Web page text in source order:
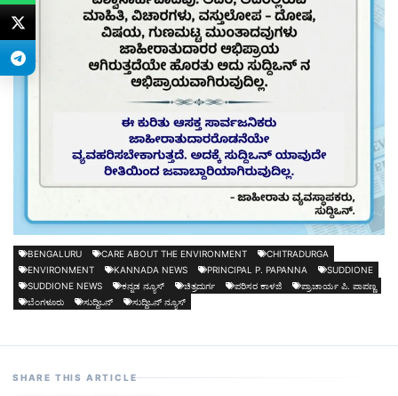
BENGALURU CARE ABOUT THE ENVIRONMENT
CHITRADURGA
ENVIRONMENT
KANNADA NEWS PRINCIPAL P. PAPANNA
SUDDIONE
SUDDIONE NEWS
ಕನ್ನಡ ನ್ಯೂಸ್ ಚಿತ್ರದುರ್ಗ ಪರಿಸರ ಕಾಳಜಿ
ಪ್ರಾಚಾರ್ಯ ಪಿ. ಪಾಪಣ್ಣ
ಬೆಂಗಳೂರು
ಸುದ್ದಿಒನ್ ಸುದ್ದಿಒನ್ ನ್ಯೂಸ್
SHARE THIS ARTICLE